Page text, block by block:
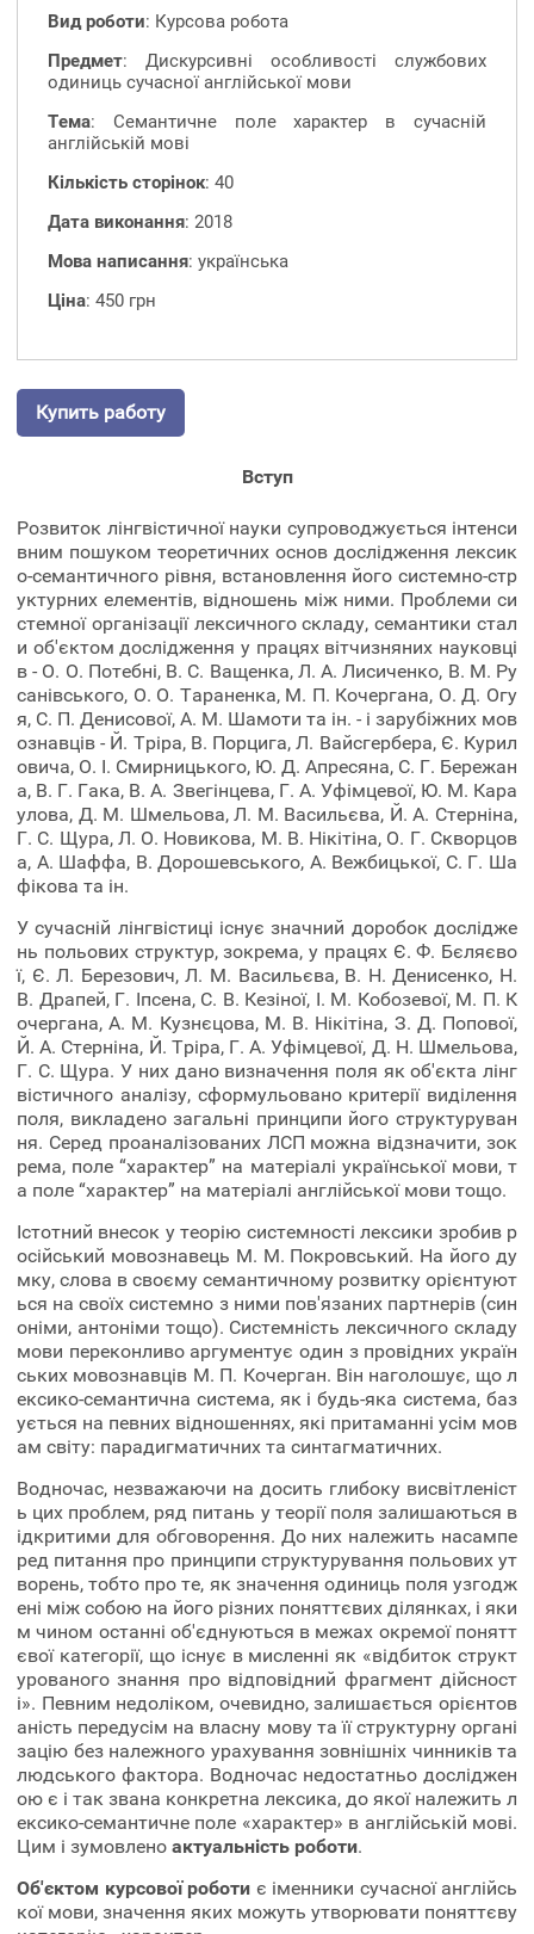
Вид роботи: Курсова робота
Предмет: Дискурсивні особливості службових
одиниць сучасної англійської мови
Тема: Семантичне поле характер в сучасній
англійській мові
Кількість сторінок: 40
Дата виконання: 2018
Мова написання: українська
Ціна: 450 грн
Купить работу
Вступ
Розвиток лінгвістичної науки супроводжується інтенси
вним пошуком теоретичних основ дослідження лексик
о-семантичного рівня, встановлення його системно-стр
уктурних елементів, відношень між ними. Проблеми си
стемної організації лексичного складу, семантики стал
и об'єктом дослідження у працях вітчизняних науковці
в - О. О. Потебні, В. С. Ващенка, Л. А. Лисиченко, В. М. Ру
санівського, О. О. Тараненка, М. П. Кочергана, О. Д. Огу
я, С. П. Денисової, А. М. Шамоти та ін. - і зарубіжних мов
ознавців - Й. Тріра, В. Порцига, Л. Вайсгербера, Є. Курил
овича, О. І. Смирницького, Ю. Д. Апресяна, С. Г. Бережан
а, В. Г. Гака, В. А. Звегінцева, Г. А. Уфімцевої, Ю. М. Кара
улова, Д. М. Шмельова, Л. М. Васильєва, Й. А. Стерніна,
Г. С. Щура, Л. О. Новикова, М. В. Нікітіна, О. Г. Скворцов
а, А. Шаффа, В. Дорошевського, А. Вежбицької, С. Г. Ша
фікова та ін.
У сучасній лінгвістиці існує значний доробок дослідже
нь польових структур, зокрема, у працях Є. Ф. Бєляєво
ї, Є. Л. Березович, Л. М. Васильєва, В. Н. Денисенко, Н.
В. Драпей, Г. Іпсена, С. В. Кезіної, І. М. Кобозевої, М. П. К
очергана, А. М. Кузнєцова, М. В. Нікітіна, З. Д. Попової,
Й. А. Стерніна, Й. Тріра, Г. А. Уфімцевої, Д. Н. Шмельова,
Г. С. Щура. У них дано визначення поля як об'єкта лінг
вістичного аналізу, сформульовано критерії виділення
поля, викладено загальні принципи його структуруван
ня. Серед проаналізованих ЛСП можна відзначити, зок
рема, поле “характер” на матеріалі української мови, т
а поле “характер” на матеріалі англійської мови тощо.
Істотний внесок у теорію системності лексики зробив р
осійський мовознавець М. М. Покровський. На його ду
мку, слова в своєму семантичному розвитку орієнтуют
ься на своїх системно з ними пов'язаних партнерів (син
оніми, антоніми тощо). Системність лексичного складу
мови переконливо аргументує один з провідних україн
ських мовознавців М. П. Кочерган. Він наголошує, що л
ексико-семантична система, як і будь-яка система, баз
ується на певних відношеннях, які притаманні усім мов
ам світу: парадигматичних та синтагматичних.
Водночас, незважаючи на досить глибоку висвітленіст
ь цих проблем, ряд питань у теорії поля залишаються в
ідкритими для обговорення. До них належить насампе
ред питання про принципи структурування польових ут
ворень, тобто про те, як значення одиниць поля узгодж
ені між собою на його різних поняттєвих ділянках, і яки
м чином останні об'єднуються в межах окремої понятт
євої категорії, що існує в мисленні як «відбиток структ
урованого знання про відповідний фрагмент дійсност
і». Певним недоліком, очевидно, залишається орієнтов
аність передусім на власну мову та її структурну органі
зацію без належного урахування зовнішніх чинників та
людського фактора. Водночас недостатньо досліджен
ою є і так звана конкретна лексика, до якої належить л
ексико-семантичне поле «характер» в англійській мові.
Цим і зумовлено актуальність роботи.
Об'єктом курсової роботи є іменники сучасної англійсь
кої мови, значення яких можуть утворювати поняттєву